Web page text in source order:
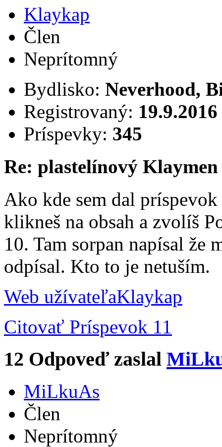
Klaykap
Člen
Neprítomný
Bydlisko: Neverhood,
Registrovaný: 19.9.2016
Príspevky: 345
Re: plastelínový Klaymen
Ako kde sem dal
klikneš na obsah a zvolíš
10. Tam sorpan napísal že
odpísal. Kto to je netuším.
Web užívateľaKlaykap
Citovať Príspevok 11
12 Odpoveď zaslal
MiLkuAs
Člen
Neprítomný